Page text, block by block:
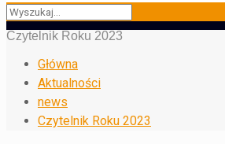
Czytelnik Roku 2023
Główna
Aktualności
news
Czytelnik Roku 2023